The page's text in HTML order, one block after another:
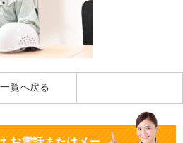
一覧へ戻る